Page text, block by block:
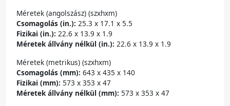
Méretek (angolszász) (szxhxm)
Csomagolás (in.): 25.3 x 17.1 x 5.5
Fizikai (in.): 22.6 x 13.9 x 1.9
Méretek állvány nélkül (in.): 22.6 x 13.9 x 1.9
Méretek (metrikus) (szxhxm)
Csomagolás (mm): 643 x 435 x 140
Fizikai (mm): 573 x 353 x 47
Méretek állvány nélkül (mm): 573 x 353 x 47